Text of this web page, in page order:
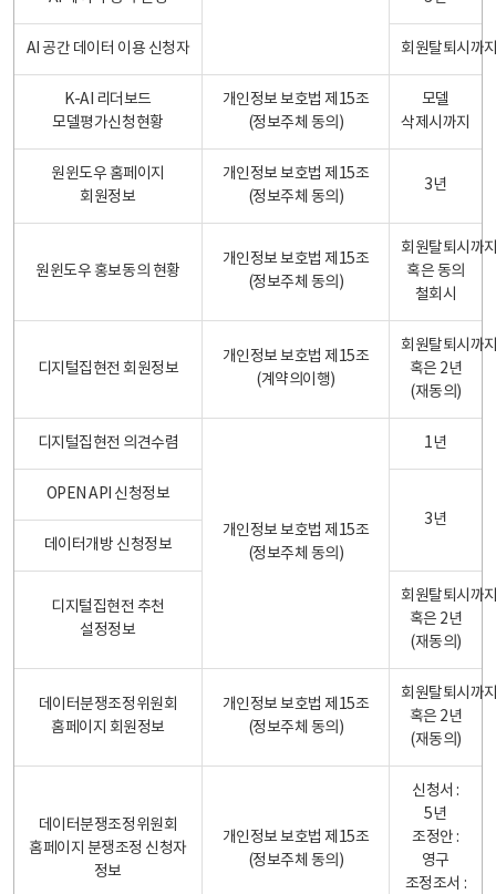
AI 공간 데이터 이용 신청자 회원탈퇴시까
K-AI 리더보드
모델평가신청현황
개인정보 보호법 제15조
(정보주체 동의)
모델
삭제시까지
원윈도우 홈페이지
회원정보
개인정보 보호법 제15조
(정보주체 동의)
3년
원윈도우 홍보동의 현황
개인정보 보호법 제15조
(정보주체 동의)
회원탈퇴시까
혹은 동의
철회시
디지털집현전 회원정보
개인정보 보호법 제15조
(계약의이행)
회원탈퇴시까
혹은 2년
(재동의)
디지털집현전 의견수렴
개인정보 보호법 제15조
(정보주체 동의)
1년
OPEN API 신청정보
3년
데이터개방 신청정보
디지털집현전 추천
설정정보
회원탈퇴시까
혹은 2년
(재동의)
데이터분쟁조정위원회
홈페이지 회원정보
개인정보 보호법 제15조
(정보주체 동의)
회원탈퇴시까
혹은 2년
(재동의)
데이터분쟁조정위원회
홈페이지 분쟁조정 신청자
정보
개인정보 보호법 제15조
(정보주체 동의)
신청서 :
5년
조정안 :
영구
조정조서 :